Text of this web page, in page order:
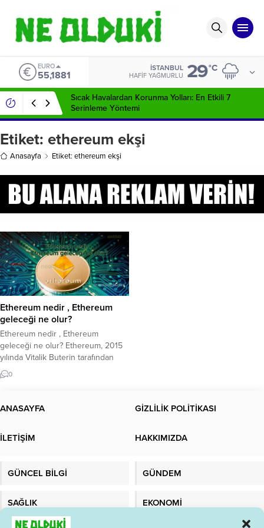
EURO
55,1881
İSTANBUL
HAFIF YAĞMURLU 29°C
Sıcak Havalardan Korunma Yolları: En Etkili 7
Serinleme Yöntemi
Etiket: ethereum ekşi
Anasayfa Etiket: ethereum ekşi
Ethereum nedir , Ethereum
geleceği ne olur?
Ethereum nedir , Ethereum
geleceği ne olur? Ethereum, 2015
yılında Vitalik Buterin tarafından
geliştirilen ve akıllı sözleşmelerin
çalıştırılmasını sağlayan bir
Bitcoin gibi bir kripto para birimi
gerçekleştirilebileceği bir platform
(DApps) ve akıllı...
0
ANASAYFA GİZLİLİK POLİTİKASI
İLETİŞİM HAKKIMIZDA
GÜNCEL BİLGİ GÜNDEM
SAĞLIK EKONOMİ